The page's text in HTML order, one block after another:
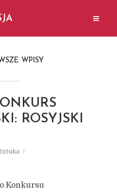
WPISY
ROSYJSKI
Konkursu